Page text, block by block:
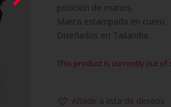
posición de manos.
Marca estampada en cuero.
Diseñados en Tailandia.
This product is currently out of
Añadir a lista de deseos